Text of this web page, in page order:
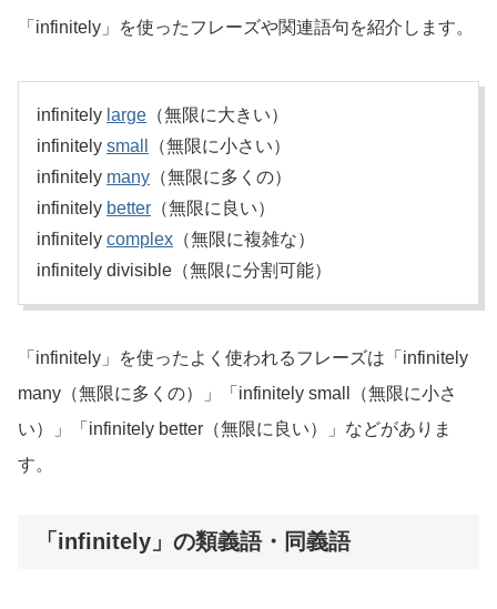
「infinitely」を使ったフレーズや関連語句を紹介します。
infinitely large （無限に大きい）
infinitely small
（無限に小さい）
infinitely many （無限に多くの）
infinitely better （無限に良い）
infinitely complex （無限に複雑な）
infinitely divisible（無限に分割可能）
「infinitely」を使ったよく使われるフレーズは「infinitely
many（無限に多くの）」「infinitely small（無限に小さ
い）」「infinitely better（無限に良い）」などがありま
す。
「infinitely」の類義語・同義語